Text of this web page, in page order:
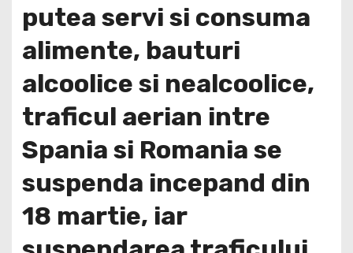
putea servi si consuma
alimente, bauturi
alcoolice si nealcoolice,
traficul aerian intre
Spania si Romania se
suspenda incepand din
18 martie, iar